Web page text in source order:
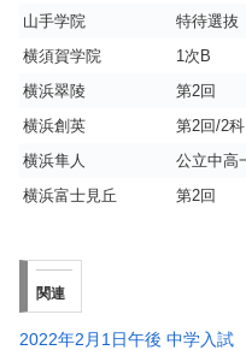
山手学院
特待選抜
横須賀学院
1次B
横浜翠陵
第2回
横浜創英
第2回/2科
横浜隼人
公立中高
横浜富士見丘
第2回
関連
2022年2月1日午後 中学入試